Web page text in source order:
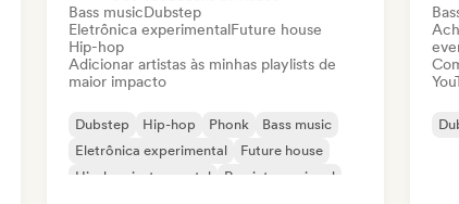
Bass musicDubstep
Eletrônica experimentalFuture house
Hip-hop
Adicionar artistas às minhas playlists de
maior impacto
Dubstep Hip-hop Phonk
Bass music
Eletrônica experimental
Future house
Hip-hop instrumental
Rap internacional